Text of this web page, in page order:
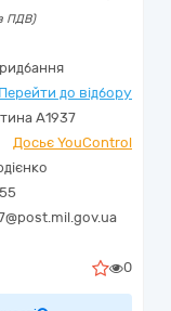
ПДВ)
Перейти до відбору
А1937
Досьє YouControl
0